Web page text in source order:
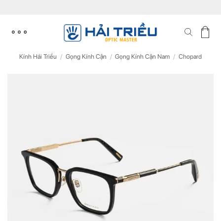
content
Kính Hải Triều / Gọng Kính Cận / Gọng Kính Cận Nam / Chopard